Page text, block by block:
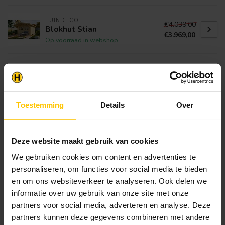
Toestemming Details Over
Deze website maakt gebruik van cookies
We gebruiken cookies om content en advertenties te
personaliseren, om functies voor social media te bieden
en om ons websiteverkeer te analyseren. Ook delen we
informatie over uw gebruik van onze site met onze
partners voor social media, adverteren en analyse. Deze
partners kunnen deze gegevens combineren met andere
TUINDECO
Blokhut Stian
Op voorraad in webshop
€4.039,00
€3.969,00
€26,30
Op voorraad in webshop
Klantenservice
Heb je een vraag? Stel je vraag via onze chat,
bekijk onzeveelgestelde vragenof neem
contact op met deklantenservice. Wij helpen u